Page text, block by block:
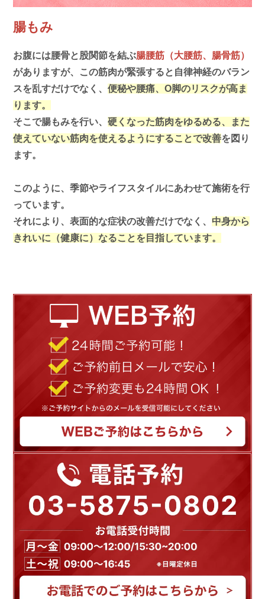
腸もみ
お腹には腰骨と股関節を結ぶ腸腰筋（大腰筋、腸骨筋）
がありますが、この筋肉が緊張すると自律神経のバラン
スを乱すだけでなく、便秘や腰痛、O脚のリスクが高ま
ります。
そこで腸もみを行い、硬くなった筋肉をゆるめる、また
使えていない筋肉を使えるようにすることで改善を図り
ます。
このように、季節やライフスタイルにあわせて施術を行
っています。
それにより、表面的な症状の改善だけでなく、 中身から
きれいに（健康に）なることを目指しています。